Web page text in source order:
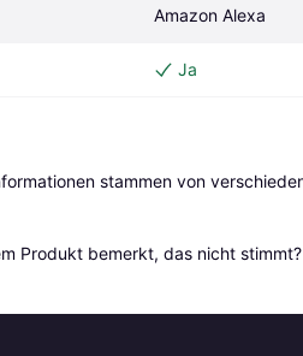
Amazon Alexa
Ja
stammen von
Produkt bemerkt, das nicht